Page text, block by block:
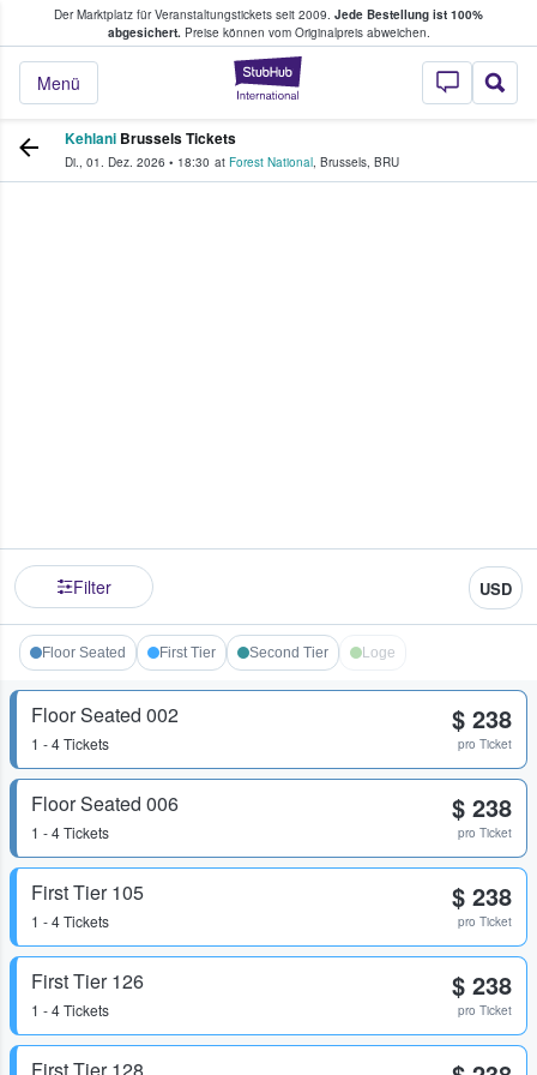
Der Marktplatz für Veranstaltungstickets seit 2009. Jede Bestellung ist 100%
abgesichert.Preise können vom Originalpreis abweichen.
StubHub - Wo
Menü
Tickets kaufen & verkaufen
Kehlani Brussels Tickets
Di., 01. Dez. 2026 • 18:30 at Forest National, Brussels, BRU
Filter USD
Floor Seated First Tier Second Tier Loge
Floor Seated 002
1 - 4 Tickets
$ 238
pro Ticket
Floor Seated 006
1 - 4 Tickets
$ 238
pro Ticket
First Tier 105
1 - 4 Tickets
$ 238
pro Ticket
First Tier 126
1 - 4 Tickets
$ 238
pro Ticket